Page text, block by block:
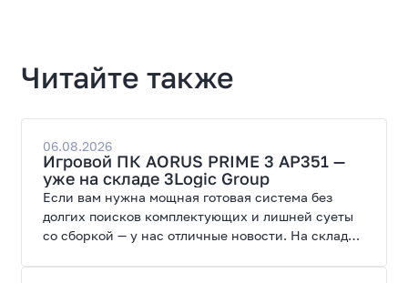
Читайте также
06.08.2026
Игровой ПК AORUS PRIME 3 AP351 —
уже на складе 3Logic Group
Если вам нужна мощная готовая система без
долгих поисков комплектующих и лишней суеты
со сборкой — у нас отличные новости. На склад